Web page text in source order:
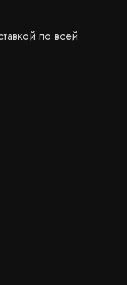
по всей